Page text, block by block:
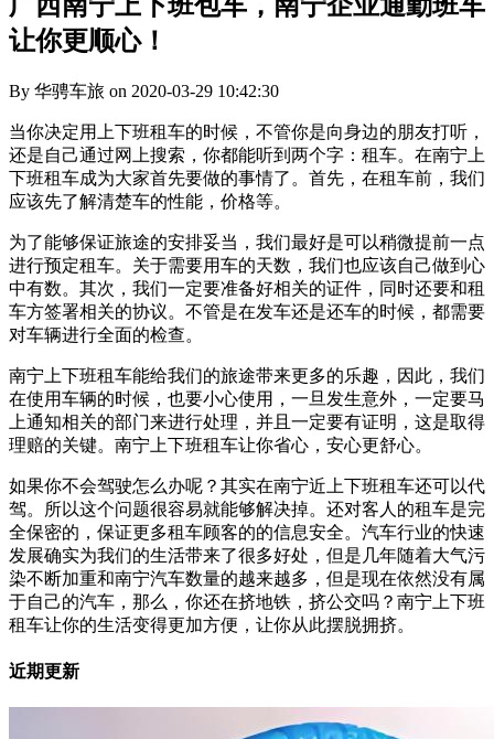
让你更顺心！
By 华骋车旅 on 2020-03-29 10:42:30
当你决定用上下班租车的时候，不管你是向身边的朋友打听，
还是自己通过网上搜索，你都能听到两个字：租车。在南宁上
下班租车成为大家首先要做的事情了。首先，在租车前，我们
应该先了解清楚车的性能，价格等。
为了能够保证旅途的安排妥当，我们最好是可以稍微提前一点
进行预定租车。关于需要用车的天数，我们也应该自己做到心
中有数。其次，我们一定要准备好相关的证件，同时还要和租
车方签署相关的协议。不管是在发车还是还车的时候，都需要
对车辆进行全面的检查。
南宁上下班租车能给我们的旅途带来更多的乐趣，因此，我们
在使用车辆的时候，也要小心使用，一旦发生意外，一定要马
上通知相关的部门来进行处理，并且一定要有证明，这是取得
理赔的关键。南宁上下班租车让你省心，安心更舒心。
如果你不会驾驶怎么办呢？其实在南宁近上下班租车还可以代
驾。所以这个问题很容易就能够解决掉。还对客人的租车是完
全保密的，保证更多租车顾客的的信息安全。汽车行业的快速
发展确实为我们的生活带来了很多好处，但是几年随着大气污
染不断加重和南宁汽车数量的越来越多，但是现在依然没有属
于自己的汽车，那么，你还在挤地铁，挤公交吗？南宁上下班
租车让你的生活变得更加方便，让你从此摆脱拥挤。
近期更新